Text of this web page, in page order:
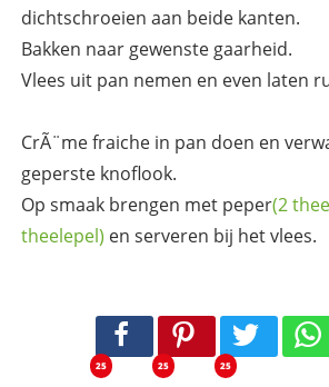
dichtschroeien aan beide kanten.
Bakken naar gewenste gaarheid.
Vlees uit pan nemen en even laten
CrÃ¨me fraiche in pan doen en
geperste knoflook.
Op smaak brengen met peper(2
theelepel) en serveren bij het vlees.
25 25 25